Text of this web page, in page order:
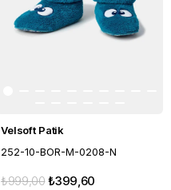
Velsoft Patik
252-10-BOR-M-0208-N
₺399,60
₺999,00